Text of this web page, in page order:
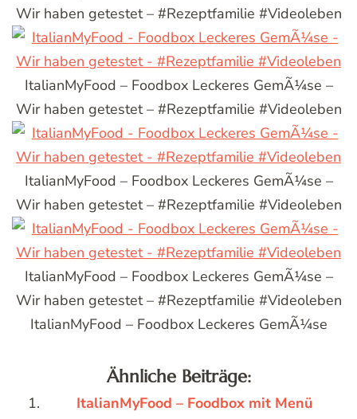
Wir haben getestet – #Rezeptfamilie #Videoleben
ItalianMyFood – Foodbox Leckeres GemÃ¼se –
Wir haben getestet – #Rezeptfamilie #Videoleben
ItalianMyFood – Foodbox Leckeres GemÃ¼se –
Wir haben getestet – #Rezeptfamilie #Videoleben
ItalianMyFood – Foodbox Leckeres GemÃ¼se –
Wir haben getestet – #Rezeptfamilie #Videoleben
ItalianMyFood – Foodbox Leckeres GemÃ¼se
Ähnliche Beiträge:
ItalianMyFood – Foodbox mit Menü